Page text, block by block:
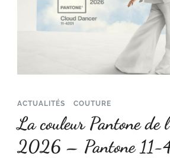
ACTUALITÉS COUTURE
La couleur Pantone de
2026 – Pantone 11-